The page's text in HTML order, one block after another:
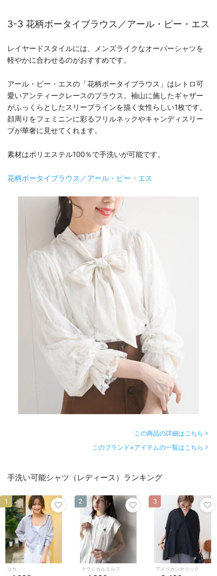
3-3 花柄ボータイブラウス／アール・ピー・エス
レイヤードスタイルには、メンズライクなオーバーシャツを
軽やかに合わせるのがおすすめです。
アール・ピー・エスの「花柄ボータイブラウス」はレトロ可
愛いアンティークレースのブラウス。袖山に施したギャザー
がふっくらとしたスリーブラインを描く女性らしい1枚です。
顔周りをフェミニンに彩るフリルネックやキャンディスリー
ブが華奢に見せてくれます。
素材はポリエステル100％で手洗いが可能です。
花柄ボータイブラウス／アール・ピー・エス
この商品の詳細はこちら
このブランド×アイテムの一覧はこちら
手洗い可能シャツ（レディース）ランキング
コカ
1
クラシカルエルフ
2
アメリカンホリック
3